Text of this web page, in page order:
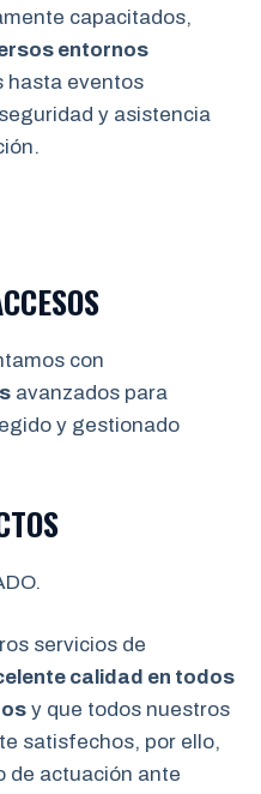
capacitados,
entornos
hasta eventos
y asistencia
con
avanzados para
y gestionado
servicios de
calidad en todos
y que todos nuestros
satisfechos, por ello,
de actuación ante